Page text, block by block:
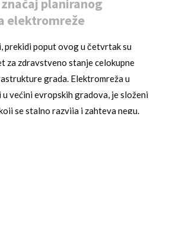
planiranog
elektromreže
prekidi poput ovog u četvrtak su
za zdravstveno stanje celokupne
grada. Elektromreža u
u većini evropskih gradova, je složeni
se stalno razvija i zahteva negu.